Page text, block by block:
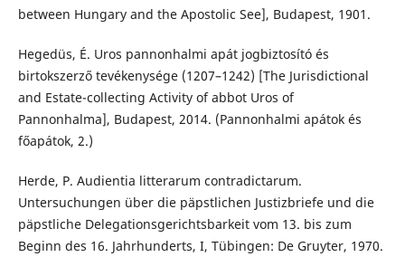
between Hungary and the Apostolic See], Budapest, 1901.
Hegedüs, É. Uros pannonhalmi apát jogbiztosító és
birtokszerző tevékenysége (1207–1242) [The Jurisdictional
and Estate-collecting Activity of abbot Uros of
Pannonhalma], Budapest, 2014. (Pannonhalmi apátok és
főapátok, 2.)
Herde, P. Audientia litterarum contradictarum.
Untersuchungen über die päpstlichen Justizbriefe und die
päpstliche Delegationsgerichtsbarkeit vom 13. bis zum
Beginn des 16. Jahrhunderts, I, Tübingen: De Gruyter, 1970.